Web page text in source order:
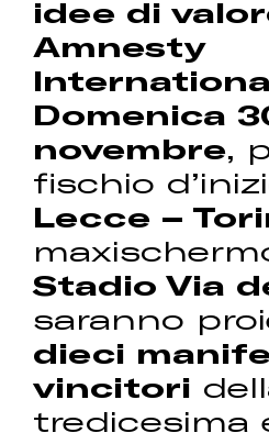
idee di
Amnesty
Domenica
novembre,
fischio
Lecce –
Stadio Via
saranno
dieci
vincitori
tredicesima